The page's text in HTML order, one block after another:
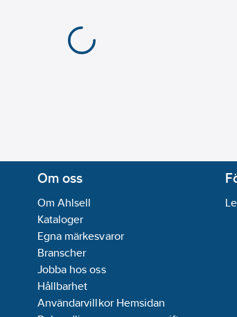
Om oss
Om Ahlsell
Kataloger
Egna märkesvaror
Branscher
Jobba hos oss
Hållbarhet
Användarvillkor Hemsidan